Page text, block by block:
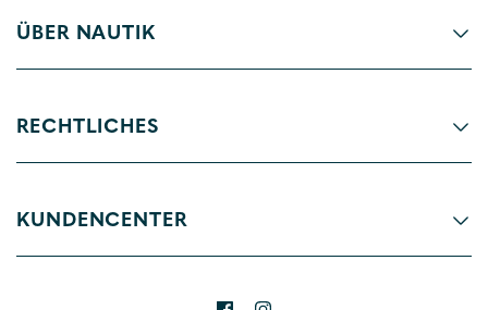
ÜBER NAUTIK
RECHTLICHES
KUNDENCENTER